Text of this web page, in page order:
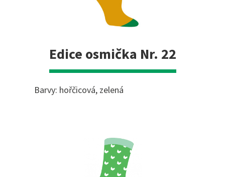
Edice osmička Nr. 22
Barvy: hořčicová, zelená